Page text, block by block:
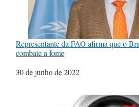
Representante da FAO afirma que o
combate a fome
Data
30 de junho de 2022